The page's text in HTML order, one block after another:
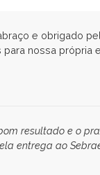
e obrigado
nossa própria
resultado e o
entrega ao